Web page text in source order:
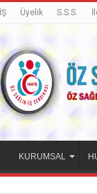
Üyelik S.S.S.
KURUMSAL